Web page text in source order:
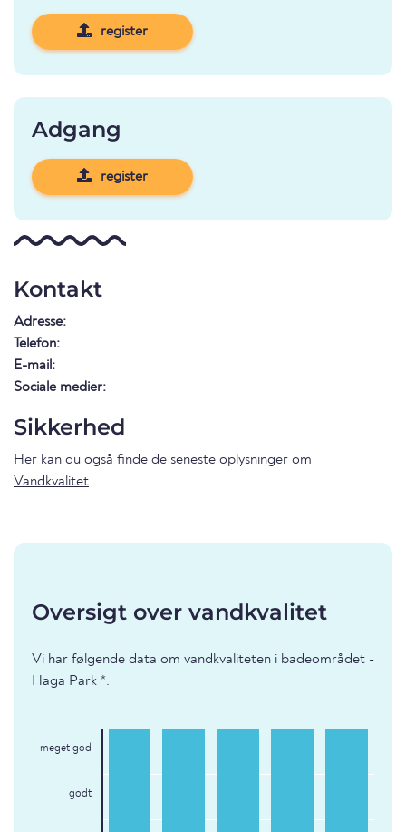
register
Adgang
register
Kontakt
Adresse:
Telefon:
E-mail:
Sociale medier:
Sikkerhed
Her kan du også finde de seneste oplysninger om
Vandkvalitet.
Oversigt over vandkvalitet
Vi har følgende data om vandkvaliteten i badeområdet -
Haga Park *.
meget god
godt